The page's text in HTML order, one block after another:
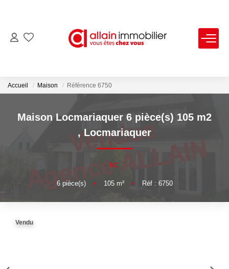
LOCATIONS
ESTIMATION
NOS AGENCES
Accueil Maison Référence 6750
Maison Locmariaquer 6 pièce(s) 105 m2
, Locmariaquer
NC
6pièce(s) • 105m² • Réf : 6750
Vendu